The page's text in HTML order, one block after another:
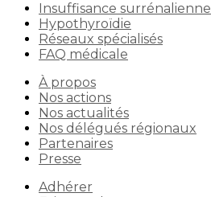
Insuffisance surrénalienne
Hypothyroïdie
Réseaux spécialisés
FAQ médicale
À propos
Nos actions
Nos actualités
Nos délégués régionaux
Partenaires
Presse
Adhérer